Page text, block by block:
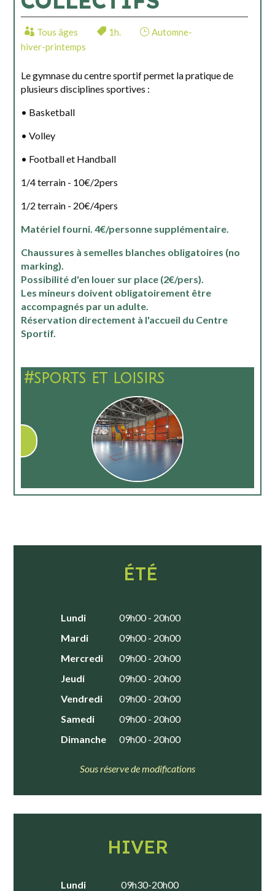
#sports et loisirs
Tous âges 1h.
Automne-
hiver-printemps
Le gymnase du centre sportif permet la pratique de
plusieurs disciplines sportives :
• Basketball
• Volley
• Football et Handball
1/4 terrain - 10€/2pers
1/2 terrain - 20€/4pers
Matériel fourni. 4€/personne supplémentaire.
Chaussures à semelles blanches obligatoires (no
marking).
Possibilité d'en louer sur place (2€/pers).
Les mineurs doivent obligatoirement être
accompagnés par un adulte.
Réservation directement à l'accueil du Centre
Sportif.
ÉTÉ
Lundi
09h00 - 20h00
Mardi
09h00 - 20h00
Mercredi
09h00 - 20h00
Jeudi
09h00 - 20h00
Vendredi
09h00 - 20h00
Samedi
09h00 - 20h00
Dimanche
09h00 - 20h00
Sous réserve de modifications
HIVER
Lundi
09h30-20h00